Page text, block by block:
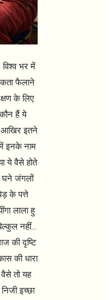
भर में
फैलाने
के लिए
हैं ये
आखिर इतने
इनके नाम
ये वैसे होते
घने जंगलों
के पत्ते
लाला हु
नहीं...
की दृष्टि
की धारा
तो यह
इच्छा